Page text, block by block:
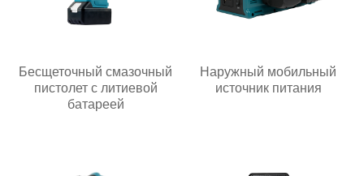
Бесщеточный смазочный
пистолет с литиевой
батареей
Наружный мобильный
источник питания